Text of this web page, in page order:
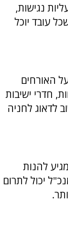
נגישות,
עובד יוכל
האורחים
חדרי ישיבות
לדאוג לחניה
להנות
יכול לתרום